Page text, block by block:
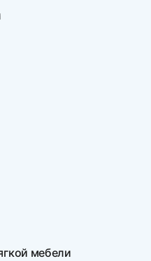
мебели